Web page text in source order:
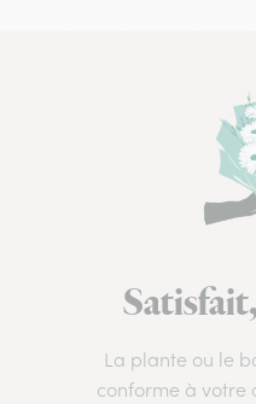
La plante ou le
conforme à votre